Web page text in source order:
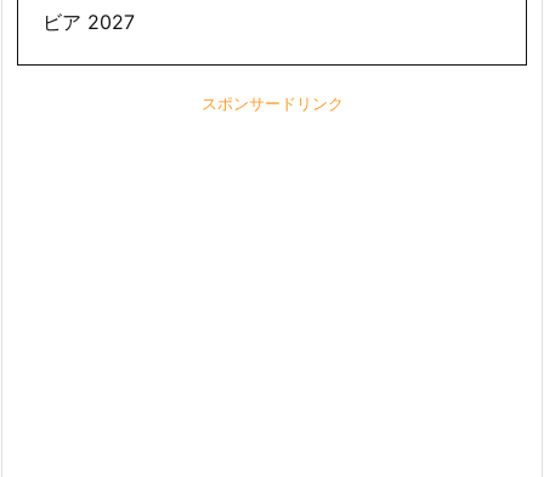
ビア 2027
スポンサードリンク